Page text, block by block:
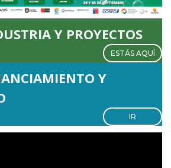
Y PROYECTOS
ESTÁS AQUÍ
Y
IR